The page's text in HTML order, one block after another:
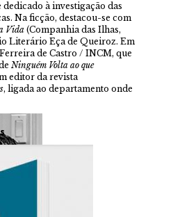
à investigação das
Na ficção, destacou-se com
Vida(Companhia das Ilhas,
Literário Eça de Queiroz. Em
de Castro / INCM, que
Ninguém Volta ao que
editor da revista
, ligada ao departamento onde